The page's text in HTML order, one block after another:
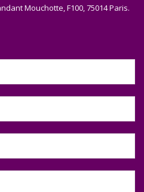
Mouchotte, F100, 75014 Paris.